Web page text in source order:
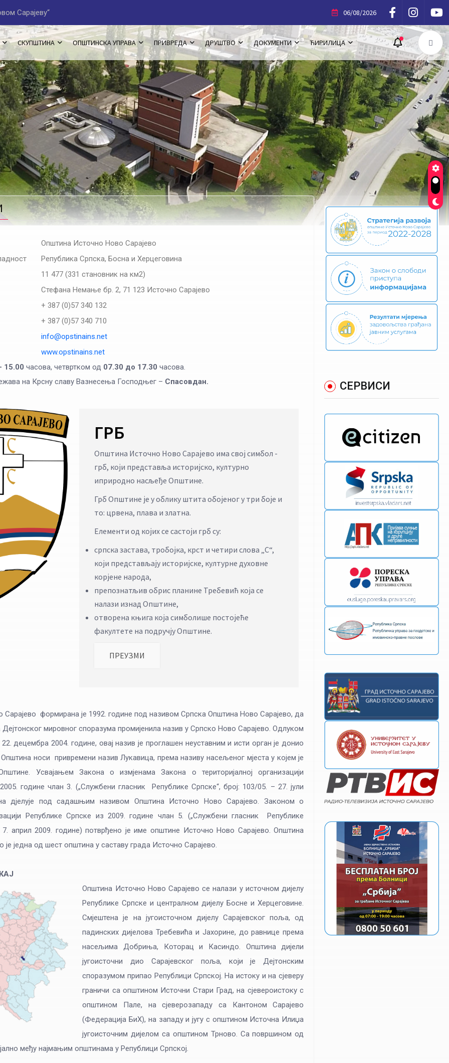
ЈАВНИ ПОЗИВ за пријаве на Сајам здраве хране, домаћих и 06/08/2026
СКУПШТИНА ОПШТИНСКА УПРАВА ПРИВРЕДА ДРУШТВО ДОКУМЕНТИ ЋИРИЛИЦА
Општина Источно Ново Сарајево
Република Српска, Босна и Херцеговина
11 477 (331 становник на км2)
Стефана Немање бр. 2, 71 123 Источно Сарајево
+ 387 (0)57 340 132
+ 387 (0)57 340 710
info@opstinains.net
www.opstinains.net
15.00 часова, четвртком од 07.30 до 17.30 часова.
на Крсну славу Вазнесења Господњег – Спасовдан.
ГРБ
Општина Источно Ново Сарајево има свој симбол -
грб, који представља историјско, културно
иприродно насљеђе Општине.
Грб Општине је у облику штита обојеног у три боје и
то: црвена, плава и златна.
Елементи од којих се састоји грб су:
српска застава, тробојка, крст и четири слова „С“,
који представљају историјске, културне духовне
корјене народа,
препознатљив обрис планине Требевић која се
налази изнад Општине,
отворена књига која симболише постојеће
факултете на подручју Општине.
ПРЕУЗМИ
формирана је 1992. године под називом Српска Општина Ново Сарајево, да
мировног споразума промијенила назив у Српско Ново Сарајево. Одлуком
децембра 2004. године, овај назив је проглашен неуставним и исти орган је донио
носи привремени назив Лукавица, према називу насељеног мјеста у којем је
Усвајањем Закона о измјенама Закона о територијалној организацији
године члан 3. („Службени гласник Републике Српске“, број: 103/05. – 27. јули
дјелује под садашњим називом Општина Источно Ново Сарајево. Законом о
Републике Српске из 2009. године члан 5. („Службени гласник Републике
7. април 2009. године) потврђено је име општине Источно Ново Сарајево. Општина
једна од шест општина у саставу града Источно Сарајево.
Општина Источно Ново Сарајево се налази у источном дијелу
Републике Српске и централном дијелу Босне и Херцеговине.
Смјештена је на југоисточном дијелу Сарајевског поља, од
падинских дијелова Требевића и Јахорине, до равнице према
насељима Добриња, Которац и Касиндо. Општина дијели
југоисточни дио Сарајевског поља, који је Дејтонским
споразумом припао Републици Српској. На истоку и на сјеверу
граничи са општином Источни Стари Град, на сјевероистоку с
општином Пале, на сјеверозападу са Кантоном Сарајево
(Федерација БиХ), на западу и југу с општином Источна Илиџа
југоисточним дијелом са општином Трново. Са површином од
међу најмањим општинама у Републици Српској.
СЕРВИСИ